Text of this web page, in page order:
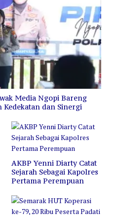
Media Ngopi Bareng
Kedekatan dan Sinergi
AKBP Yenni Diarty Catat
Sejarah Sebagai Kapolres
Pertama Perempuan